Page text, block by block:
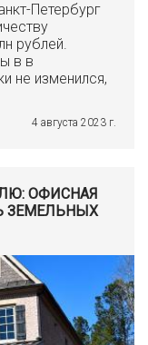
Петербург
рублей.
в в
не изменился,
4 августа 2023 г.
ОФИСНАЯ
ЗЕМЕЛЬНЫХ